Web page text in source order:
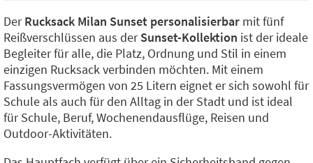
DerRucksack Milan Sunset personalisierbar mit fünf
Reißverschlüssen aus derSunset-Kollektion ist der ideale
Begleiter für alle, die Platz, Ordnung und Stil in einem
einzigen Rucksack verbinden möchten. Mit einem
Fassungsvermögen von 25 Litern eignet er sich sowohl für
Schule als auch für den Alltag in der Stadt und ist ideal
für Schule, Beruf, Wochenendausflüge, Reisen und
Outdoor-Aktivitäten.